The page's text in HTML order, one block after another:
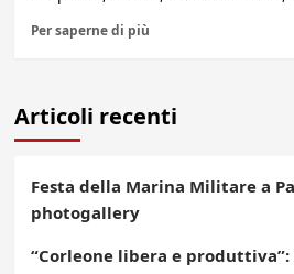
Per saperne di più
Articoli recenti
Festa della Marina Militare a
photogallery
“Corleone libera e produttiva”: